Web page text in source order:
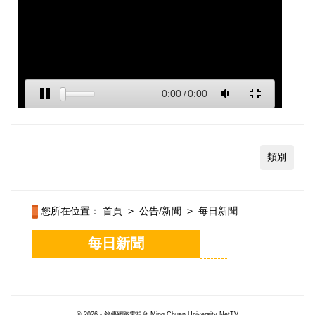
類別
您所在位置： 首頁 > 公告/新聞 > 每日新聞
每日新聞